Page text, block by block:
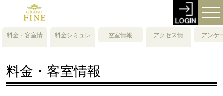
料金・客室情
料金シミュレ
空室情報
アクセス情
アンケ
料金・客室情報